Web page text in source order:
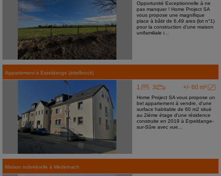
Opportunité Exceptionnelle à ne
pas manquer ! Home Project SA
vous propose une magnifique
place à bâtir de 6,49 ares (lot n°1)
pour la construction d'une maison
unifamiliale i...
Appartement à Erpeldange (ettelbruck)
+/- 60 m²
1 3
Home Project SA vous propose un
bel appartement à vendre, d'une
surface habitable de 60 m2 situé
au 2ième étage d'une résidence
construite en 2019 à Erpeldange-
sur-Sûre avec vue...
Maison individuelle à Medernach